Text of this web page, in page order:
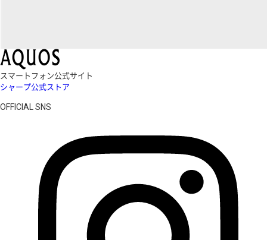
スマートフォン公式サイト
シャープ公式ストア
OFFICIAL SNS